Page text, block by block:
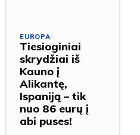
EUROPA
Tiesioginiai
skrydžiai iš
Kauno į
Alikantę,
Ispaniją – tik
nuo 86 eurų į
abi puses!